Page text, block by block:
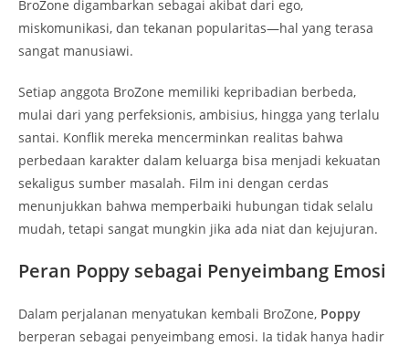
BroZone digambarkan sebagai akibat dari ego,
miskomunikasi, dan tekanan popularitas—hal yang terasa
sangat manusiawi.
Setiap anggota BroZone memiliki kepribadian berbeda,
mulai dari yang perfeksionis, ambisius, hingga yang terlalu
santai. Konflik mereka mencerminkan realitas bahwa
perbedaan karakter dalam keluarga bisa menjadi kekuatan
sekaligus sumber masalah. Film ini dengan cerdas
menunjukkan bahwa memperbaiki hubungan tidak selalu
mudah, tetapi sangat mungkin jika ada niat dan kejujuran.
Peran Poppy sebagai Penyeimbang Emosi
Dalam perjalanan menyatukan kembali BroZone, Poppy
berperan sebagai penyeimbang emosi. Ia tidak hanya hadir